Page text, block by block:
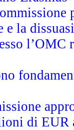
e la
di EUR